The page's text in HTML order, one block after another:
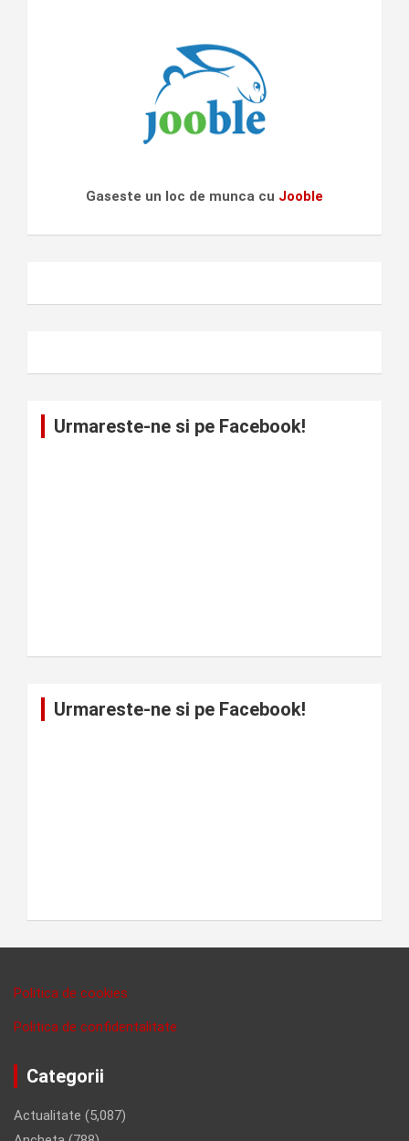
Gaseste un loc de munca cu Jooble
Urmareste-ne si pe Facebook!
Urmareste-ne si pe Facebook!
Politica de cookies
Politica de confidentalitate
Categorii
Actualitate (5,087)